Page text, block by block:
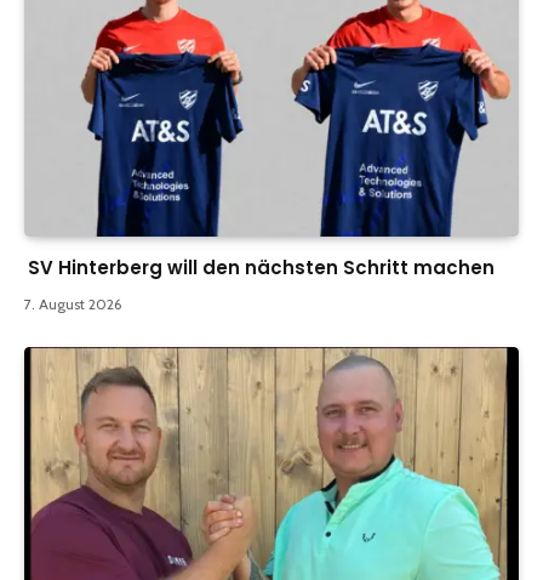
SV Hinterberg will den nächsten Schritt machen
7. August 2026